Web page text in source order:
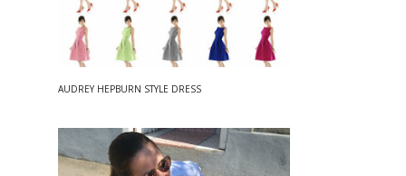
AUDREY HEPBURN STYLE DRESS